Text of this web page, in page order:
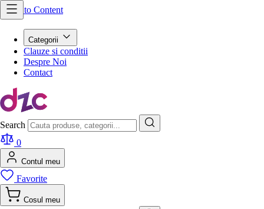
Skip to Content
Categorii
Clauze si conditii
Despre Noi
Contact
Search
0
Contul meu
Favorite
Cosul meu